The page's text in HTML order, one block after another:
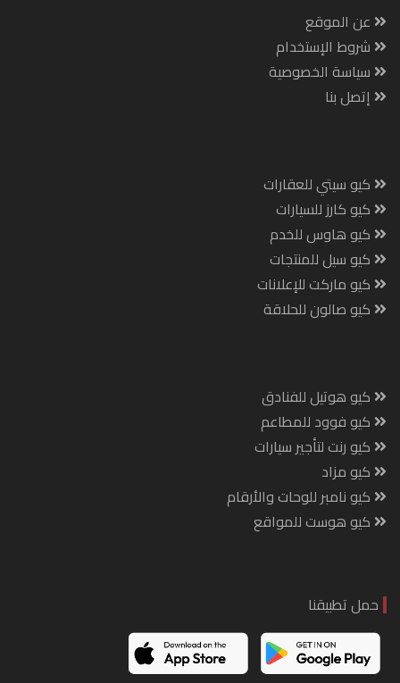
عن الموقع
شروط الإستخدام
سياسة الخصوصية
إتصل بنا
كيو سيتي للعقارات
كيو كارز للسيارات
كيو هاوس للخدم
كيو سيل للمنتجات
كيو ماركت للإعلانات
كيو صالون للحلاقة
كيو هوتيل للفنادق
كيو فوود للمطاعم
كيو رنت لتأجير سيارات
كيو مزاد
كيو نامبر للوحات والأرقام
كيو هوست للمواقع
حمل تطبيقنا